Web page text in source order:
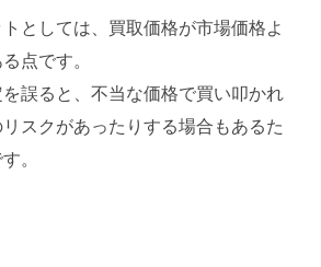
としては、買取価格が市場価格よ
点です。
誤ると、不当な価格で買い叩かれ
スクがあったりする場合もあるた
。